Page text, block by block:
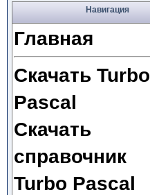
Навигация
Главная
Скачать Turbo
Pascal
Скачать
справочник
Turbo Pascal